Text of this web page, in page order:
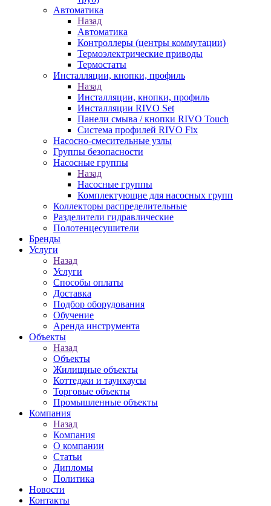
Автоматика
Назад
Автоматика
Контроллеры (центры коммутации)
Термоэлектрические приводы
Термостаты
Инсталляции, кнопки, профиль
Назад
Инсталляции, кнопки, профиль
Инсталляции RIVO Set
Панели смыва / кнопки RIVO Touch
Система профилей RIVO Fix
Насосно-смесительные узлы
Группы безопасности
Насосные группы
Назад
Насосные группы
Комплектующие для насосных групп
Коллекторы распределительные
Разделители гидравлические
Полотенцесушители
Бренды
Услуги
Назад
Услуги
Способы оплаты
Доставка
Подбор оборудования
Обучение
Аренда инструмента
Объекты
Назад
Объекты
Жилищные объекты
Коттеджи и таунхаусы
Торговые объекты
Промышленные объекты
Компания
Назад
Компания
О компании
Статьи
Дипломы
Политика
Новости
Контакты